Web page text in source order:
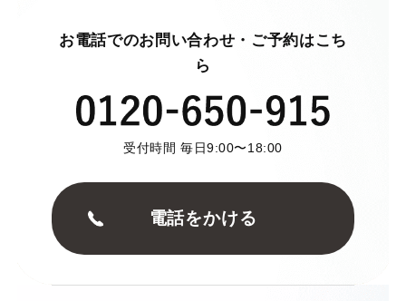
お電話でのお問い合わせ・ご予約はこち
ら
受付時間 毎日9:00〜18:00
電話をかける